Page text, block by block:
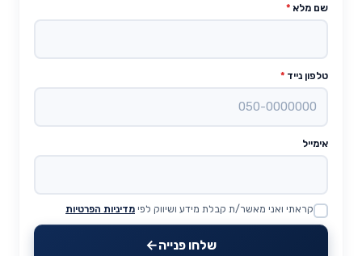
שם מלא *
טלפון נייד *
אימייל
Website
קראתי ואני מאשר/ת קבלת מידע ושיווק לפי מדיניות הפרטיות
שלחו פנייה